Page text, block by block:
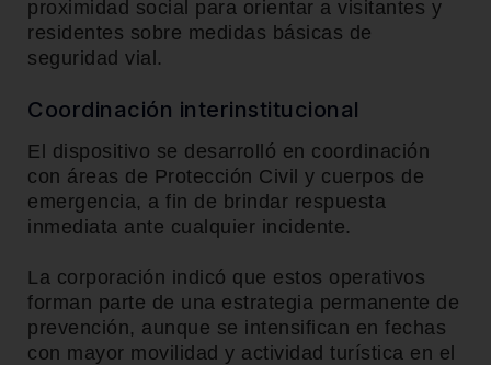
proximidad social para orientar a visitantes y
residentes sobre medidas básicas de
seguridad vial.
Coordinación interinstitucional
El dispositivo se desarrolló en coordinación
con áreas de Protección Civil y cuerpos de
emergencia, a fin de brindar respuesta
inmediata ante cualquier incidente.
La corporación indicó que estos operativos
forman parte de una estrategia permanente de
prevención, aunque se intensifican en fechas
con mayor movilidad y actividad turística en el